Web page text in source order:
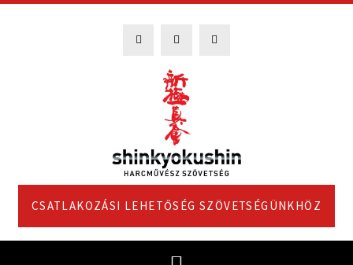
CSATLAKOZÁSI LEHETŐSÉG SZÖVETSÉGÜNKHÖZ